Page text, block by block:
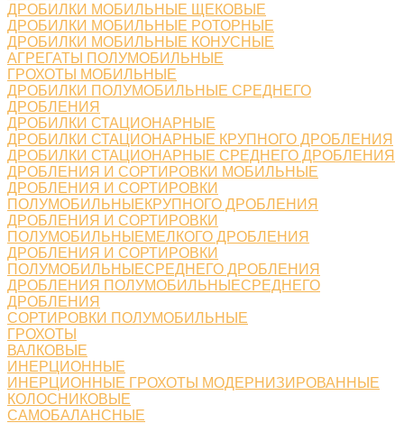
ДРОБИЛКИ МОБИЛЬНЫЕ ЩЕКОВЫЕ
ДРОБИЛКИ МОБИЛЬНЫЕ РОТОРНЫЕ
ДРОБИЛКИ МОБИЛЬНЫЕ КОНУСНЫЕ
АГРЕГАТЫ ПОЛУМОБИЛЬНЫЕ
ГРОХОТЫ МОБИЛЬНЫЕ
ДРОБИЛКИ ПОЛУМОБИЛЬНЫЕ СРЕДНЕГО
ДРОБЛЕНИЯ
ДРОБИЛКИ СТАЦИОНАРНЫЕ
ДРОБИЛКИ СТАЦИОНАРНЫЕ КРУПНОГО ДРОБЛЕНИЯ
ДРОБИЛКИ СТАЦИОНАРНЫЕ СРЕДНЕГО ДРОБЛЕНИЯ
ДРОБЛЕНИЯ И СОРТИРОВКИ МОБИЛЬНЫЕ
ДРОБЛЕНИЯ И СОРТИРОВКИ
ПОЛУМОБИЛЬНЫЕКРУПНОГО ДРОБЛЕНИЯ
ДРОБЛЕНИЯ И СОРТИРОВКИ
ПОЛУМОБИЛЬНЫЕМЕЛКОГО ДРОБЛЕНИЯ
ДРОБЛЕНИЯ И СОРТИРОВКИ
ПОЛУМОБИЛЬНЫЕСРЕДНЕГО ДРОБЛЕНИЯ
ДРОБЛЕНИЯ ПОЛУМОБИЛЬНЫЕСРЕДНЕГО
ДРОБЛЕНИЯ
СОРТИРОВКИ ПОЛУМОБИЛЬНЫЕ
ГРОХОТЫ
ВАЛКОВЫЕ
ИНЕРЦИОННЫЕ
ИНЕРЦИОННЫЕ ГРОХОТЫ МОДЕРНИЗИРОВАННЫЕ
КОЛОСНИКОВЫЕ
САМОБАЛАНСНЫЕ